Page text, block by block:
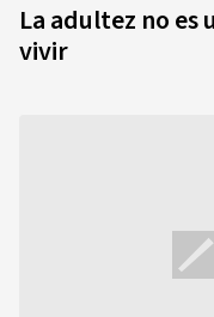
La adultez no es
vivir